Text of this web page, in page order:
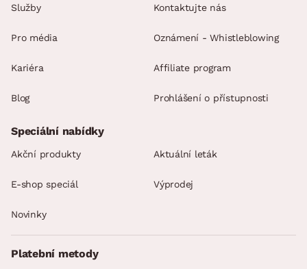
Služby
Pro média
Kariéra
Blog
Kontaktujte nás
Oznámení - Whistleblowing
Affiliate program
Prohlášení o přístupnosti
Speciální nabídky
Akční produkty Aktuální leták
E-shop speciál Výprodej
Novinky
Platební metody